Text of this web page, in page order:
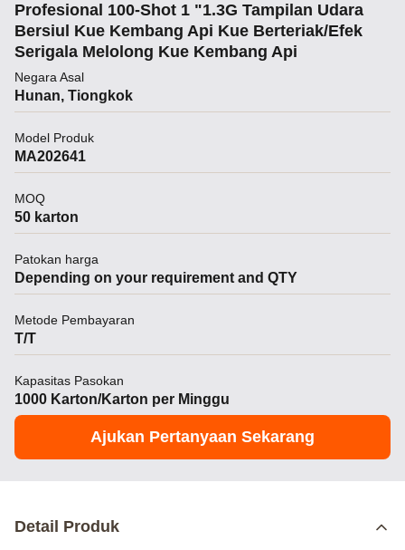
Profesional 100-Shot 1 "1.3G Tampilan Udara
Bersiul Kue Kembang Api Kue Berteriak/Efek
Serigala Melolong Kue Kembang Api
Negara Asal
Hunan, Tiongkok
Model Produk
MA202641
MOQ
50 karton
Patokan harga
Depending on your requirement and QTY
Metode Pembayaran
T/T
Kapasitas Pasokan
1000 Karton/Karton per Minggu
Ajukan Pertanyaan Sekarang
Detail Produk